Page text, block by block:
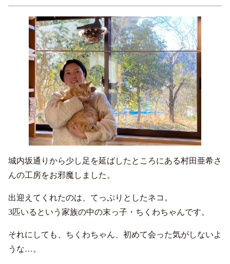
城内坂通りから少し足を延ばしたところにある村田亜希さ
んの工房をお邪魔しました。
出迎えてくれたのは、てっぷりとしたネコ。
3匹いるという家族の中の末っ子・ちくわちゃんです。
それにしても、ちくわちゃん、初めて会った気がしないよ
うな…。